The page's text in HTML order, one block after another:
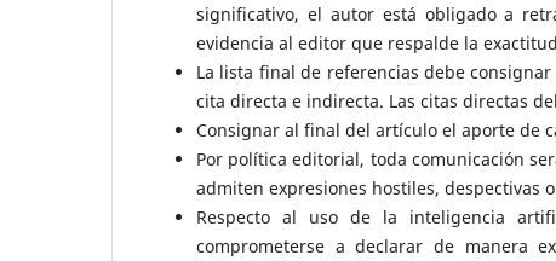
significativo, el autor está obligado a
evidencia al editor que respalde la
La lista final de referencias debe
cita directa e indirecta. Las citas directas
Consignar al final del artículo el aporte de
Por política editorial, toda comunicación
admiten expresiones hostiles, despectivas
Respecto al uso de la inteligencia
comprometerse a declarar de manera